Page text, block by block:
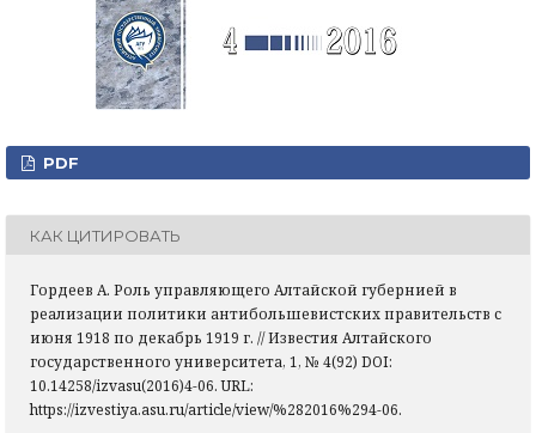
PDF
КАК ЦИТИРОВАТЬ
Гордеев А. Роль управляющего Алтайской губернией в
реализации политики антибольшевистских правительств с
июня 1918 по декабрь 1919 г. // Известия Алтайского
государственного университета, 1, № 4(92) DOI:
10.14258/izvasu(2016)4-06. URL:
https://izvestiya.asu.ru/article/view/%282016%294-06.